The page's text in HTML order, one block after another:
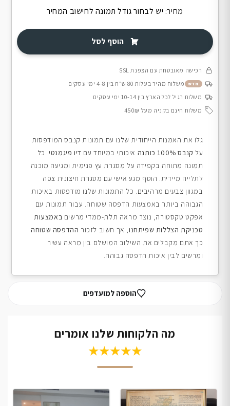
מחיר: יש לבחור גודל תמונה לחישוב המחיר
הוסף לסל
רכישה מאובטחת עם הצפנת SSL
חדש
משלוח מהיר בעלות 80 ש״ח בין 4-8 ימי עסקים
משלוח רגיל לכל הארץ בין 10-14 ימי עסקים
משלוח חינם בקניה מעל 450₪
גלו את האמנות הייחודית שלנו עם תמונות קנבס המודפסות
על קנבס 100% כותנה איכותי במיוחד עם דיו פיגמנטי. כל
תמונה מתוחה בקפידה על מסגרת עץ פנימית ומגיעה מוכנה
לתלייה מיידית. הוסף מגע אישי עם מסגרת חיצונית צפה
במגוון צבעים מרהיבים. כל התמונות שלנו מודפסות באיכות
הגבוהה ביותר באמצעות הדפסה שטוחה. עבור תמונות עם
אפקט טקסטורה, נוצר מראה תלת-ממדי מרשים באמצעות
טכניקת הצללות שפיתחנו, אך חשוב לזכור ההדפסה שטוחה.
כך אתם מקבלים את השילוב המושלם בין מראה עשיר
ומרשים לבין איכות הדפסה גבוהה.
הוספה למועדפים
מה הלקוחות שלנו אומרים
★★★★★